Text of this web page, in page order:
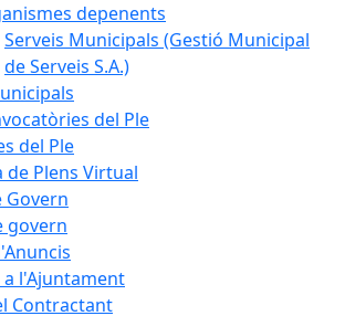
depenents
Serveis Municipals (Gestió Municipal
de Serveis S.A.)
del Ple
del Ple
de Plens Virtual
Govern
govern
a l'Ajuntament
Contractant